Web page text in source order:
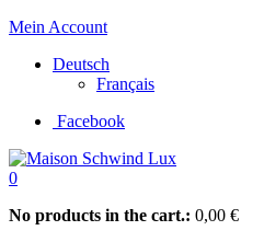
Mein Account
Deutsch
Français
Facebook
0
No products in the cart.: 0,00 €